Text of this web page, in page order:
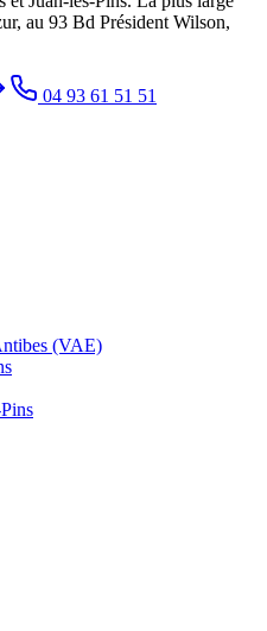
au 93 Bd Président Wilson,
04 93 61 51 51
(VAE)